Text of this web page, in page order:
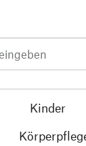
Kinder